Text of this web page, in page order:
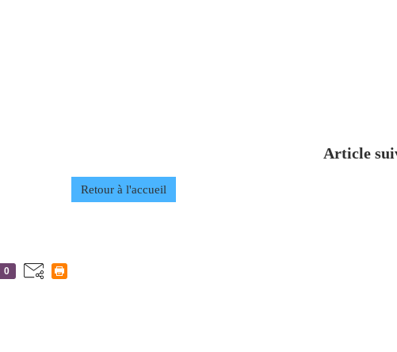
Article
Retour à l'accueil
0